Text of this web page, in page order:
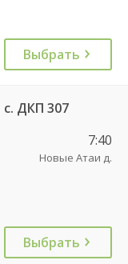
Выбрать
ДКП 307
7:40
Новые Атаи д.
Выбрать